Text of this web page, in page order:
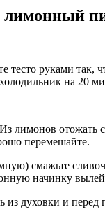
лимонный
тесто руками
на 20
лимонов отожать
перемешайте.
смажьте
начинку
духовки и перед